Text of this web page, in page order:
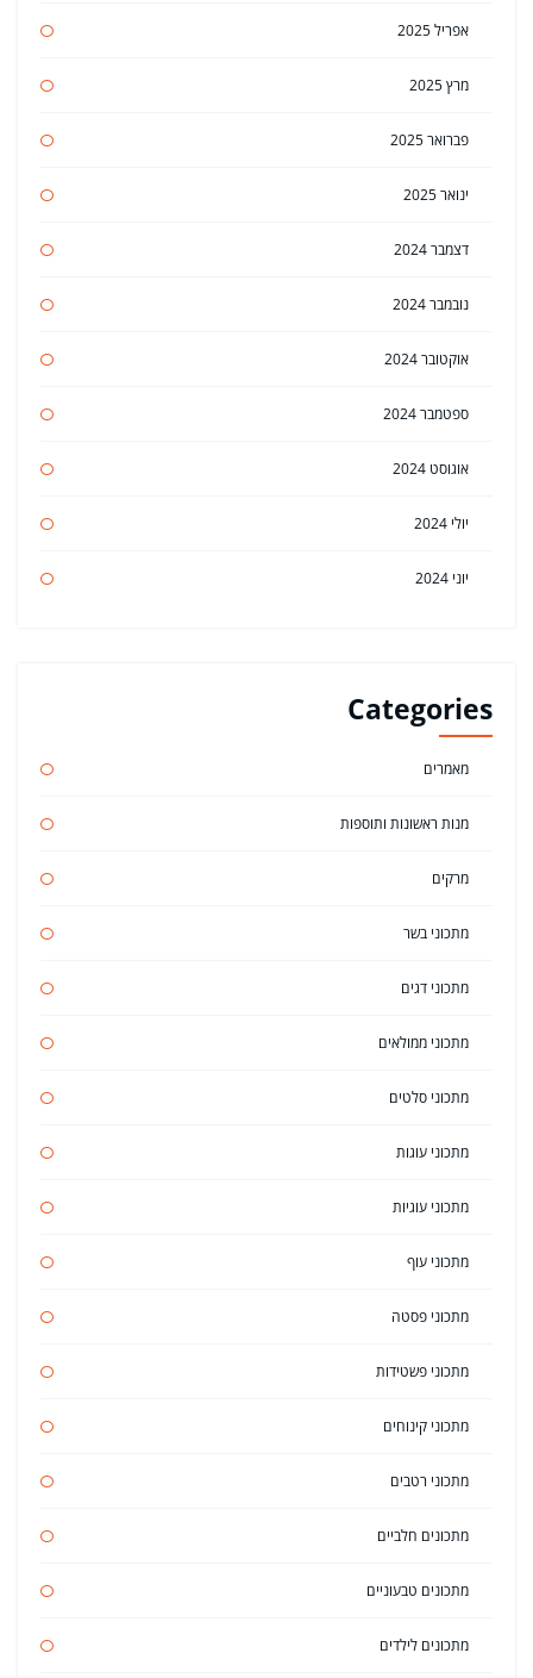
אפריל 2025
מרץ 2025
פברואר 2025
ינואר 2025
דצמבר 2024
נובמבר 2024
אוקטובר 2024
ספטמבר 2024
אוגוסט 2024
יולי 2024
יוני 2024
Categories
מאמרים
מנות ראשונות ותוספות
מרקים
מתכוני בשר
מתכוני דגים
מתכוני ממולאים
מתכוני סלטים
מתכוני עוגות
מתכוני עוגיות
מתכוני עוף
מתכוני פסטה
מתכוני פשטידות
מתכוני קינוחים
מתכוני רטבים
מתכונים חלביים
מתכונים טבעוניים
מתכונים לילדים